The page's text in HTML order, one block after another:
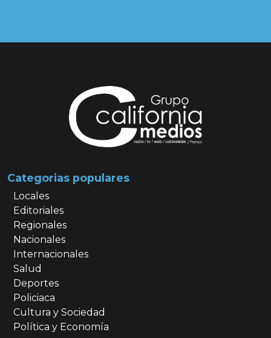
Categorias populares
Locales
Editoriales
Regionales
Nacionales
Internacionales
Salud
Deportes
Policiaca
Cultura y Sociedad
Política y Economía